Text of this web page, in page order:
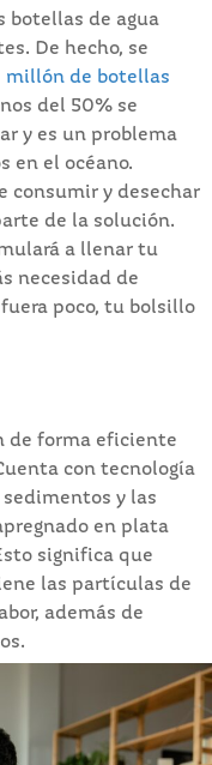
botellas de agua
De hecho, se
millón de botellas
del 50% se
y es un problema
en el océano.
consumir y desechar
de la solución.
a llenar tu
necesidad de
poco, tu bolsillo
de forma eficiente
con tecnología
y las
en plata
significa que
las partículas de
además de